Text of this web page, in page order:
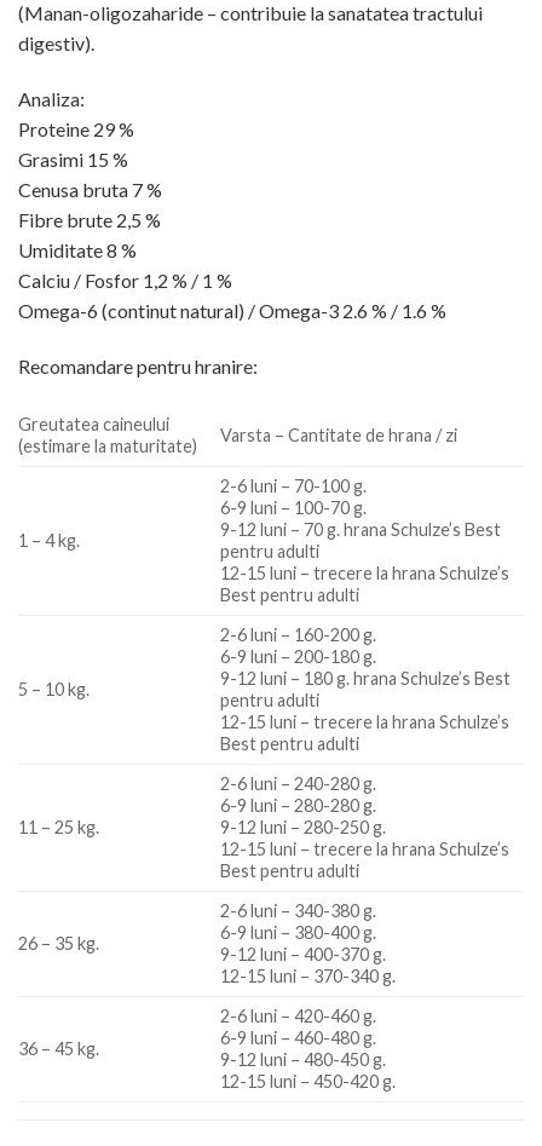
(Manan-oligozaharide – contribuie la sanatatea tractului
digestiv).
Analiza:
Proteine 29 %
Grasimi 15 %
Cenusa bruta 7 %
Fibre brute 2,5 %
Umiditate 8 %
Calciu / Fosfor 1,2 % / 1 %
Omega-6 (continut natural) / Omega-3 2.6 % / 1.6 %
Recomandare pentru hranire:
Greutatea caineului
(estimare la maturitate)
Varsta – Cantitate de hrana / zi
1 – 4 kg.
2-6 luni – 70-100 g.
6-9 luni – 100-70 g.
9-12 luni – 70 g. hrana Schulze’s Best
pentru adulti
12-15 luni – trecere la hrana Schulze’s
Best pentru adulti
5 – 10 kg.
2-6 luni – 160-200 g.
6-9 luni – 200-180 g.
9-12 luni – 180 g. hrana Schulze’s Best
pentru adulti
12-15 luni – trecere la hrana Schulze’s
Best pentru adulti
11 – 25 kg.
2-6 luni – 240-280 g.
6-9 luni – 280-280 g.
9-12 luni – 280-250 g.
12-15 luni – trecere la hrana Schulze’s
Best pentru adulti
26 – 35 kg.
2-6 luni – 340-380 g.
6-9 luni – 380-400 g.
9-12 luni – 400-370 g.
12-15 luni – 370-340 g.
36 – 45 kg.
2-6 luni – 420-460 g.
6-9 luni – 460-480 g.
9-12 luni – 480-450 g.
12-15 luni – 450-420 g.